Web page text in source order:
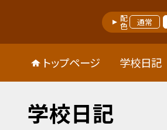
配色 通常
トップページ 学校日記
学校日記